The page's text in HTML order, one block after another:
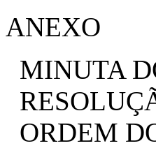
ANEXO
MINUTA
ORDEM